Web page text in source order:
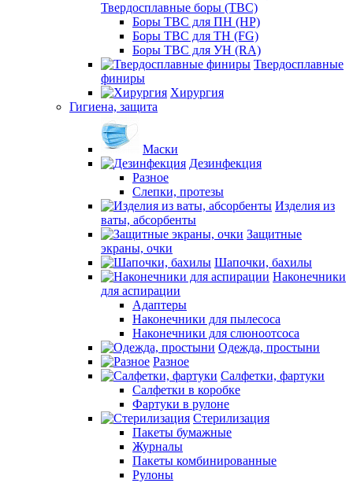
Твердосплавные боры (ТВС)
Боры ТВС для ПН (HP)
Боры ТВС для ТН (FG)
Боры ТВС для УН (RA)
Твердосплавные
финиры
Хирургия
Гигиена, защита
Маски
Дезинфекция
Разное
Слепки, протезы
Изделия из
ваты, абсорбенты
Защитные
экраны, очки
Шапочки, бахилы
Наконечники
для аспирации
Адаптеры
Наконечники для пылесоса
Наконечники для слюноотсоса
Одежда, простыни
Разное
Салфетки, фартуки
Салфетки в коробке
Фартуки в рулоне
Стерилизация
Пакеты бумажные
Журналы
Пакеты комбинированные
Рулоны